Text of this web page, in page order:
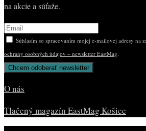
na akcie a súťaže.
Súhlasím so spracovaním mojej e-mailovej adresy na
ochrany osobných údajov – newsletter EastMag.
O nás
Tlačený magazín EastMag Košice